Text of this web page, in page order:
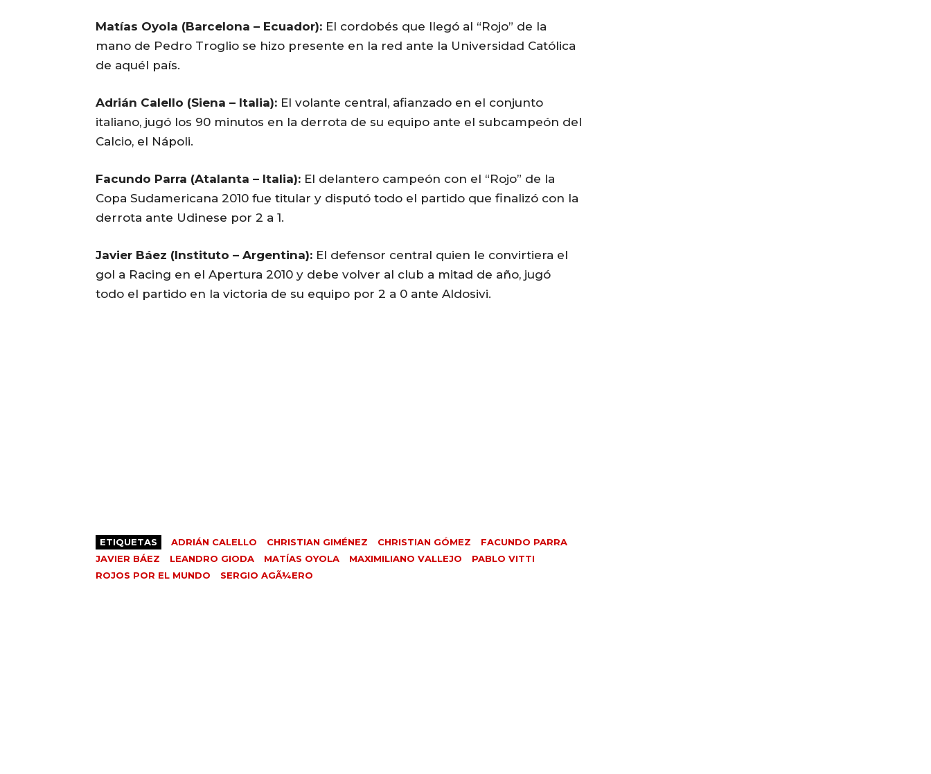
Matías Oyola (Barcelona – Ecuador): El cordobés que llegó al “Rojo” de la
mano de Pedro Troglio se hizo presente en la red ante la Universidad Católica
de aquél país.
Adrián Calello (Siena – Italia): El volante central, afianzado en el conjunto
italiano, jugó los 90 minutos en la derrota de su equipo ante el subcampeón del
Calcio, el Nápoli.
Facundo Parra (Atalanta – Italia): El delantero campeón con el “Rojo” de la
Copa Sudamericana 2010 fue titular y disputó todo el partido que finalizó con la
derrota ante Udinese por 2 a 1.
Javier Báez (Instituto – Argentina): El defensor central quien le convirtiera el
gol a Racing en el Apertura 2010 y debe volver al club a mitad de año, jugó
todo el partido en la victoria de su equipo por 2 a 0 ante Aldosivi.
ETIQUETAS ADRIÁN CALELLO CHRISTIAN GIMÉNEZ CHRISTIAN GÓMEZ
FACUNDO PARRA
JAVIER BÁEZ
LEANDRO GIODA MATÍAS OYOLA MAXIMILIANO VALLEJO
PABLO VITTI
ROJOS POR EL MUNDO
SERGIO AGÃ¼ERO